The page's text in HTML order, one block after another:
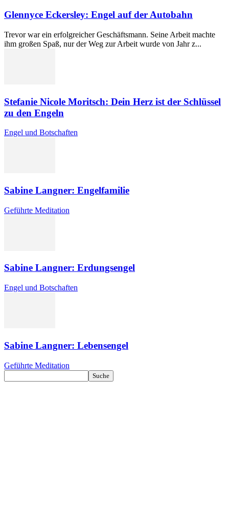
Glennyce Eckersley: Engel auf der Autobahn
Trevor war ein erfolgreicher Geschäftsmann. Seine Arbeit machte
ihm großen Spaß, nur der Weg zur Arbeit wurde von Jahr z...
Stefanie Nicole Moritsch: Dein Herz ist der Schlüssel
zu den Engeln
Engel und Botschaften
Sabine Langner: Engelfamilie
Geführte Meditation
Sabine Langner: Erdungsengel
Engel und Botschaften
Sabine Langner: Lebensengel
Geführte Meditation